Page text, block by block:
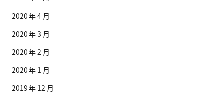
2020 年 4 月
2020 年 3 月
2020 年 2 月
2020 年 1 月
2019 年 12 月